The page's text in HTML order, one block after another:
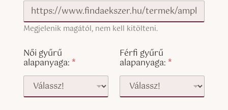
Megjelenik magától, nem kell kitölteni.
Női gyűrű
alapanyaga: *
Férfi gyűrű
alapanyaga: *